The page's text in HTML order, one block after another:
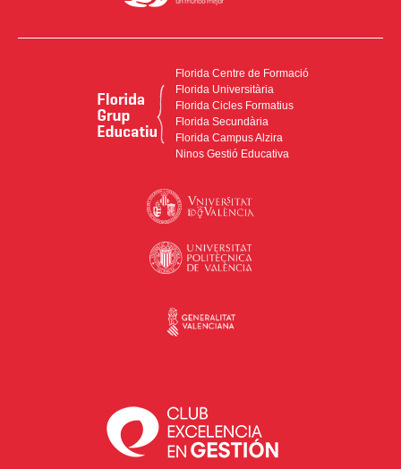
Florida Centre de Formació
Florida Universitària
Florida Cicles Formatius
Florida Secundària
Florida Campus Alzira
Ninos Gestió Educativa